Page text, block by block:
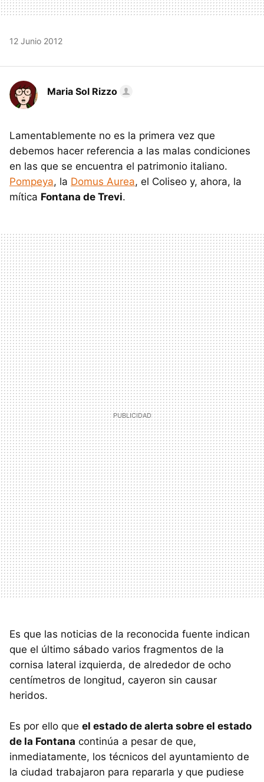
12 Junio 2012
Maria Sol Rizzo
Lamentablemente no es la primera vez que
debemos hacer referencia a las malas condiciones
en las que se encuentra el patrimonio italiano.
Pompeya, la Domus Aurea, el Coliseo y, ahora, la
mítica Fontana de Trevi.
Es que las noticias de la reconocida fuente indican
que el último sábado varios fragmentos de la
cornisa lateral izquierda, de alrededor de ocho
centímetros de longitud, cayeron sin causar
heridos.
Es por ello que el estado de alerta sobre el estado
de la Fontana continúa a pesar de que,
inmediatamente, los técnicos del ayuntamiento de
la ciudad trabajaron para repararla y que pudiese